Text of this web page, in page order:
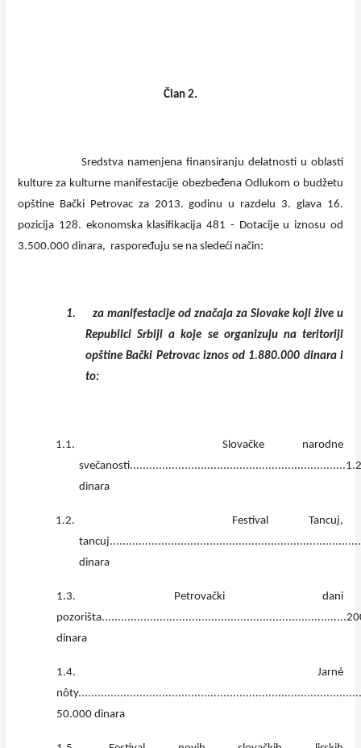
Član 2.
Sredstva namenjena finansiranju delatnosti u oblasti
kulture za kulturne manifestacije obezbeđena Odlukom o budžetu
opštine Bački Petrovac za 2013. godinu u razdelu 3. glava 16.
pozicija 128. ekonomska klasifikacija 481 - Dotacije u iznosu od
3.500.000 dinara, raspoređuju se na sledeći način:
1.
za manifestacije od značaja za Slovake koji žive u
Republici Srbiji a koje se organizuju na teritoriji
opštine Bački Petrovac iznos od 1.880.000 dinara i
to:
1.1.
Slovačke narodne
dinara
1.2.
Festival Tancuj,
dinara
1.3. Petrovački dani
dinara
1.4. Jarné
50.000 dinara